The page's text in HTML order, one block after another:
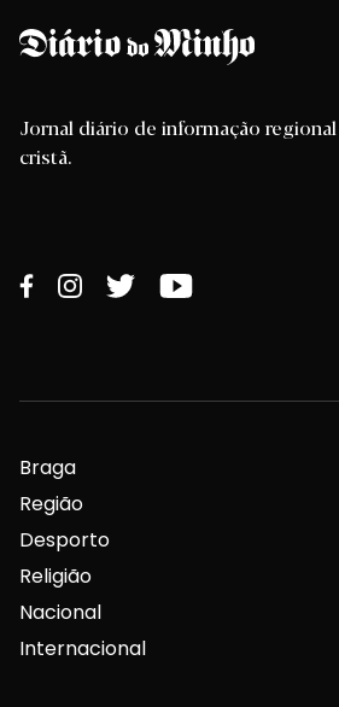
Jornal diário de informação
cristã.
Braga
Região
Desporto
Religião
Nacional
Internacional